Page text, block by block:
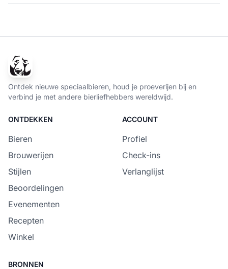
Ontdek nieuwe speciaalbieren, houd je proeverijen bij en
verbind je met andere bierliefhebbers wereldwijd.
ONTDEKKEN
Bieren
Brouwerijen
Stijlen
Beoordelingen
Evenementen
Recepten
Winkel
ACCOUNT
Profiel
Check-ins
Verlanglijst
BRONNEN